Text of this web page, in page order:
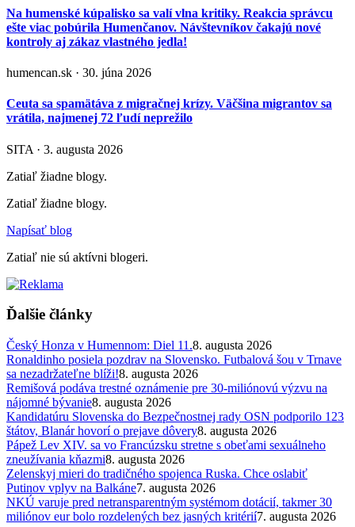
Na humenské kúpalisko sa valí vlna kritiky. Reakcia správcu
ešte viac pobúrila Humenčanov. Návštevníkov čakajú nové
kontroly aj zákaz vlastného jedla!
humencan.sk · 30. júna 2026
Ceuta sa spamätáva z migračnej krízy. Väčšina migrantov sa
vrátila, najmenej 72 ľudí neprežilo
SITA · 3. augusta 2026
Zatiaľ žiadne blogy.
Zatiaľ žiadne blogy.
Napísať blog
Zatiaľ nie sú aktívni blogeri.
Ďalšie články
Český Honza v Humennom: Diel 11.8. augusta 2026
Ronaldinho posiela pozdrav na Slovensko. Futbalová šou v Trnave
sa nezadržateľne blíži!8. augusta 2026
Remišová podáva trestné oznámenie pre 30-miliónovú výzvu na
nájomné bývanie8. augusta 2026
Kandidatúru Slovenska do Bezpečnostnej rady OSN podporilo 123
štátov, Blanár hovorí o prejave dôvery8. augusta 2026
Pápež Lev XIV. sa vo Francúzsku stretne s obeťami sexuálneho
zneužívania kňazmi8. augusta 2026
Zelenskyj mieri do tradičného spojenca Ruska. Chce oslabiť
Putinov vplyv na Balkáne7. augusta 2026
NKÚ varuje pred netransparentným systémom dotácií, takmer 30
miliónov eur bolo rozdelených bez jasných kritérií7. augusta 2026